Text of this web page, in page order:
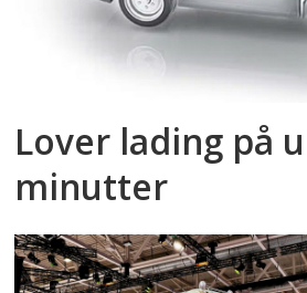
Lover lading på
minutter